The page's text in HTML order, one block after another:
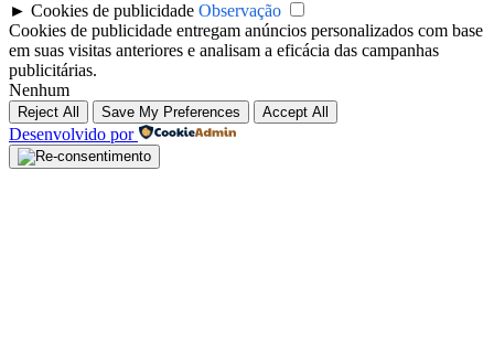
► Cookies de publicidade Observação
Cookies de publicidade entregam anúncios personalizados com base
em suas visitas anteriores e analisam a eficácia das campanhas
publicitárias.
Nenhum
Reject All Save My Preferences Accept All
Desenvolvido por